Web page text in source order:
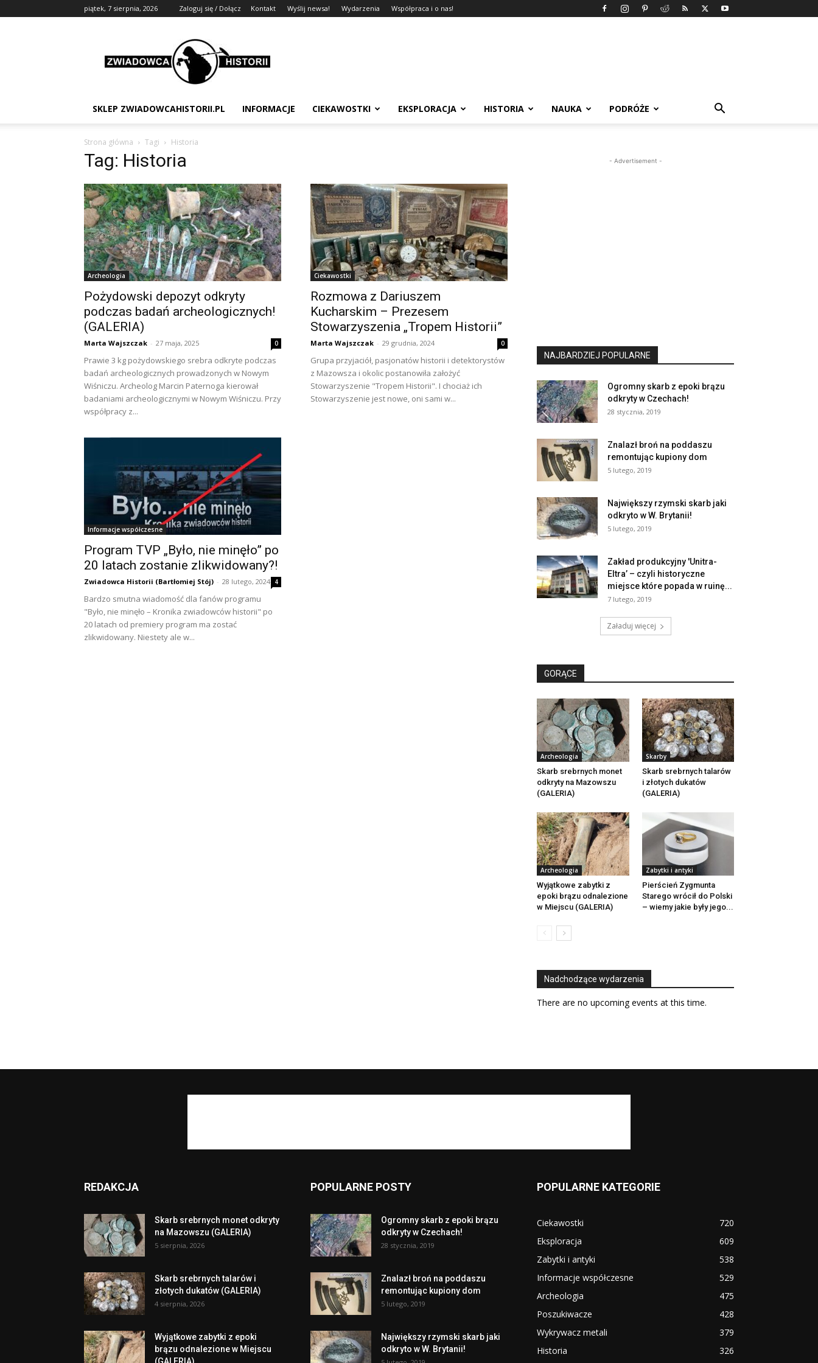
piątek, 7 sierpnia, 2026 Zaloguj się / Dołącz Kontakt Wyślij newsa! Wydarzenia Współpraca i o nas!
Zwiadowca
Historii
SKLEP ZWIADOWCAHISTORII.PL INFORMACJE CIEKAWOSTKI EKSPLORACJA HISTORIA NAUKA PODRÓŻE
Strona główna Tagi Historia
Tag: Historia
Archeologia
Pożydowski depozyt odkryty
podczas badań archeologicznych!
(GALERIA)
Marta Wajszczak - 27 maja, 2025 0
Prawie 3 kg pożydowskiego srebra odkryte podczas
badań archeologicznych prowadzonych w Nowym
Wiśniczu. Archeolog Marcin Paternoga kierował
badaniami archeologicznymi w Nowym Wiśniczu. Przy
współpracy z...
Ciekawostki
Rozmowa z Dariuszem
Kucharskim – Prezesem
Stowarzyszenia „Tropem Historii”
Marta Wajszczak - 29 grudnia, 2024 0
Grupa przyjaciół, pasjonatów historii i detektorystów
z Mazowsza i okolic postanowiła założyć
Stowarzyszenie "Tropem Historii". I chociaż ich
Stowarzyszenie jest nowe, oni sami w...
Informacje współczesne
Program TVP „Było, nie minęło” po
20 latach zostanie zlikwidowany?!
Zwiadowca Historii (Bartłomiej Stój) - 28 lutego, 2024 4
Bardzo smutna wiadomość dla fanów programu
"Było, nie minęło – Kronika zwiadowców historii" po
20 latach od premiery program ma zostać
zlikwidowany. Niestety ale w...
- Advertisement -
NAJBARDZIEJ POPULARNE
Ogromny skarb z epoki brązu
odkryty w Czechach!
28 stycznia, 2019
Znalazł broń na poddaszu
remontując kupiony dom
5 lutego, 2019
Największy rzymski skarb jaki
odkryto w W. Brytanii!
5 lutego, 2019
Zakład produkcyjny 'Unitra-
Eltra’ – czyli historyczne
miejsce które popada w ruinę...
7 lutego, 2019
Załaduj więcej
GORĄCE
Archeologia
Skarb srebrnych monet
odkryty na Mazowszu
(GALERIA)
Skarby
Skarb srebrnych talarów
i złotych dukatów
(GALERIA)
Archeologia
Wyjątkowe zabytki z
epoki brązu odnalezione
w Miejscu (GALERIA)
Zabytki i antyki
Pierścień Zygmunta
Starego wrócił do Polski
– wiemy jakie były jego...
Nadchodzące wydarzenia
There are no upcoming events at this time.
REDAKCJA
Skarb srebrnych monet odkryty
na Mazowszu (GALERIA)
5 sierpnia, 2026
Skarb srebrnych talarów i
złotych dukatów (GALERIA)
4 sierpnia, 2026
Wyjątkowe zabytki z epoki
brązu odnalezione w Miejscu
POPULARNE POSTY
Ogromny skarb z epoki brązu
odkryty w Czechach!
28 stycznia, 2019
Znalazł broń na poddaszu
remontując kupiony dom
5 lutego, 2019
Największy rzymski skarb jaki
odkryto w W. Brytanii!
POPULARNE KATEGORIE
Ciekawostki
720
Eksploracja
609
Zabytki i antyki
538
Informacje współczesne
529
Archeologia
475
Poszukiwacze
428
Wykrywacz metali
379
Historia
326